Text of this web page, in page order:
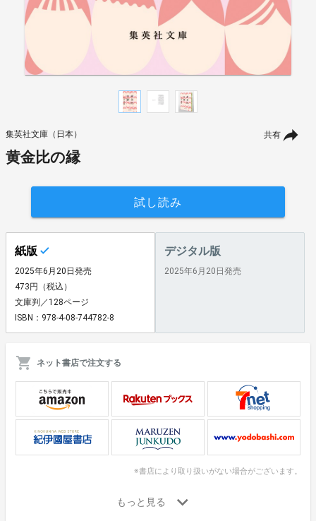
共有
集英社文庫（日本）
黄金比の縁
試し読み
紙版
2025年6月20日発売
473円（税込）
文庫判／128ページ
ISBN：978-4-08-744782-8
デジタル版
2025年6月20日発売
ネット書店で注文する
※書店により取り扱いがない場合がございます。